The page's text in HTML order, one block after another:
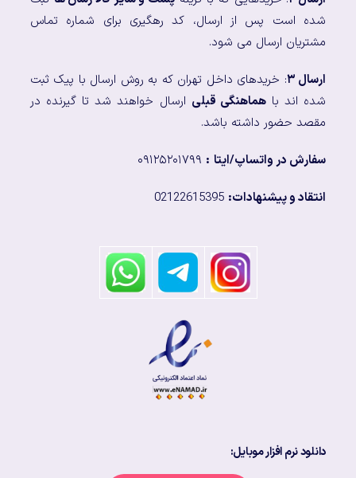
شده است پس از ارسال، کد رهگیری برای شماره تماس
مشتریان ارسال می شود.
ارسال ۳
: خریدهای داخل تهران که به روش ارسال با پیک ثبت
شده اند باهماهنگی قبلی ارسال خواهند شد تا گیرنده در
مقصد حضور داشته باشد.
سفارش در واتساپ/ایتا :
انتقاد و پیشنهادات:
دانلود نرم افزار موبایل: